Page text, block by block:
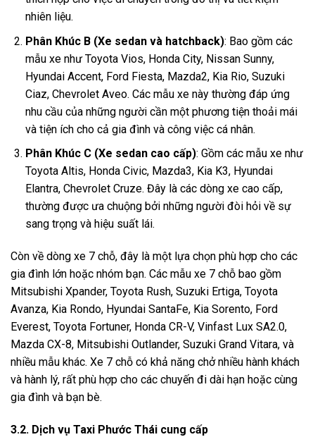
nhiên liệu.
Phân Khúc B (Xe sedan và hatchback): Bao gồm các
mẫu xe như Toyota Vios, Honda City, Nissan Sunny,
Hyundai Accent, Ford Fiesta, Mazda2, Kia Rio, Suzuki
Ciaz, Chevrolet Aveo. Các mẫu xe này thường đáp ứng
nhu cầu của những người cần một phương tiện thoải mái
và tiện ích cho cả gia đình và công việc cá nhân.
Phân Khúc C (Xe sedan cao cấp): Gồm các mẫu xe như
Toyota Altis, Honda Civic, Mazda3, Kia K3, Hyundai
Elantra, Chevrolet Cruze. Đây là các dòng xe cao cấp,
thường được ưa chuộng bởi những người đòi hỏi về sự
sang trọng và hiệu suất lái.
Còn về dòng xe 7 chỗ, đây là một lựa chọn phù hợp cho các
gia đình lớn hoặc nhóm bạn. Các mẫu xe 7 chỗ bao gồm
Mitsubishi Xpander, Toyota Rush, Suzuki Ertiga, Toyota
Avanza, Kia Rondo, Hyundai SantaFe, Kia Sorento, Ford
Everest, Toyota Fortuner, Honda CR-V, Vinfast Lux SA2.0,
Mazda CX-8, Mitsubishi Outlander, Suzuki Grand Vitara, và
nhiều mẫu khác. Xe 7 chỗ có khả năng chở nhiều hành khách
và hành lý, rất phù hợp cho các chuyến đi dài hạn hoặc cùng
gia đình và bạn bè.
3.2. Dịch vụ Taxi Phước Thái cung cấp